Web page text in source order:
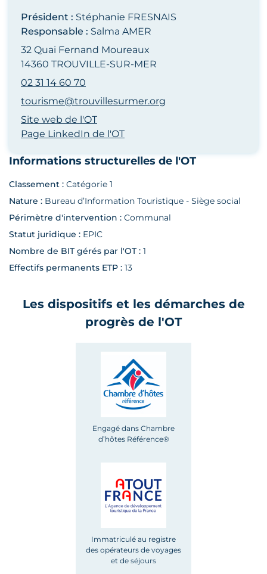
Président : Stéphanie FRESNAIS
Responsable : Salma AMER
32 Quai Fernand Moureaux
14360 TROUVILLE-SUR-MER
02 31 14 60 70
tourisme@trouvillesurmer.org
Site web de l'OT
Page LinkedIn de l'OT
Informations structurelles de l'OT
Classement : Catégorie 1
Nature : Bureau d’Information Touristique - Siège social
Périmètre d'intervention : Communal
Statut juridique : EPIC
Nombre de BIT gérés par l'OT : 1
Effectifs permanents ETP : 13
Les dispositifs et les démarches de
progrès de l'OT
Engagé dans Chambre
d’hôtes Référence®
Immatriculé au registre
des opérateurs de voyages
et de séjours